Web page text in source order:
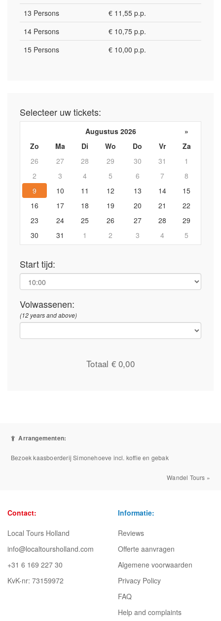
13 Persons
€ 11,55 p.p.
14 Persons
€ 10,75 p.p.
15 Persons
€ 10,00 p.p.
Selecteer uw tickets:
Augustus 2026
»
Zo
Ma Di Wo Do Vr
Za
26
27 28 29 30 31
1
2
3 4 5 6 7
8
9
10 11 12 13 14
15
16
17 18 19 20 21
22
23
24 25 26 27 28
29
30
31 1 2 3 4 5
Start tijd:
Volwassenen:
(12 years and above)
Totaal € 0,00
Arrangementen:
Bezoek kaasboerderij Simonehoeve incl. koffie en gebak
Wandel Tours »
Contact:
Local Tours Holland
info@localtoursholland.com
+31 6 169 227 30
KvK-nr: 73159972
Informatie:
Reviews
Offerte aanvragen
Algemene voorwaarden
Privacy Policy
FAQ
Help and complaints